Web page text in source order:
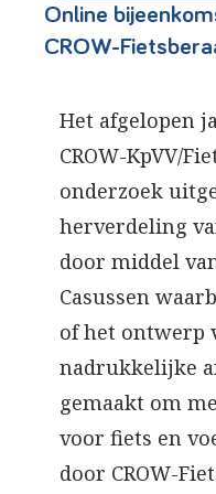
Online
CROW-
Het afgelopen
CROW-KpVV/
onderzoek
herverdeling
door middel
Casussen
of het ontwerp
nadrukkelijke
gemaakt om
voor fiets en
door CROW-